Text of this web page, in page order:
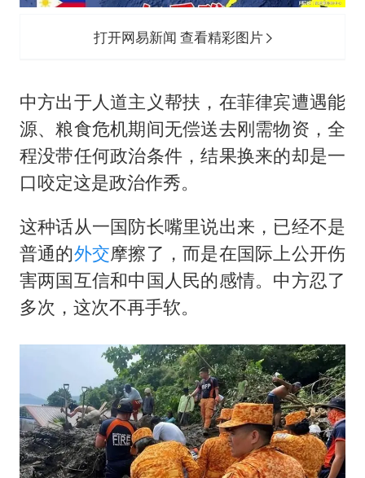
打开网易新闻 查看精彩图片
中方出于人道主义帮扶，在菲律宾遭遇能
源、粮食危机期间无偿送去刚需物资，全
程没带任何政治条件，结果换来的却是一
口咬定这是政治作秀。
这种话从一国防长嘴里说出来，已经不是
普通的外交摩擦了，而是在国际上公开伤
害两国互信和中国人民的感情。中方忍了
多次，这次不再手软。